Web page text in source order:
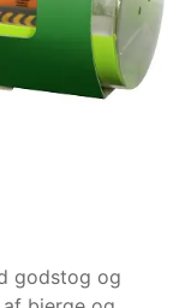
godstog og